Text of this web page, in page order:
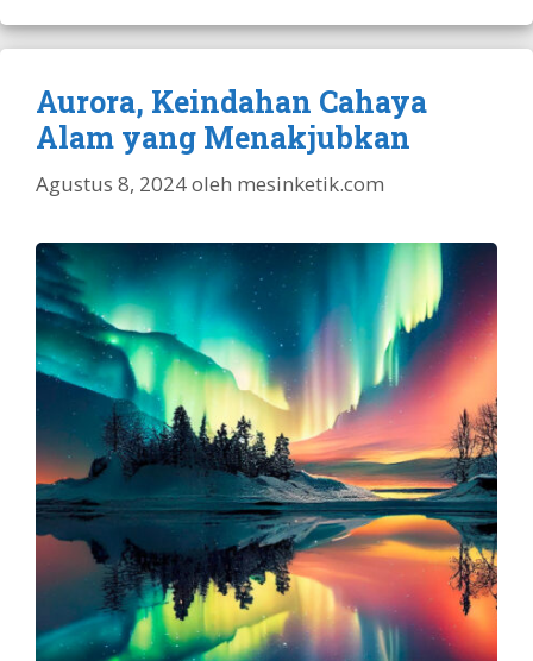
Aurora, Keindahan Cahaya
Alam yang Menakjubkan
Agustus 8, 2024oleh mesinketik.com